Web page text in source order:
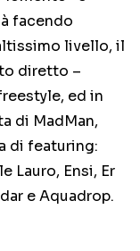
facendo
livello, il
diretto –
ed in
di MadMan,
di featuring:
Lauro, Ensi, Er
e Aquadrop.